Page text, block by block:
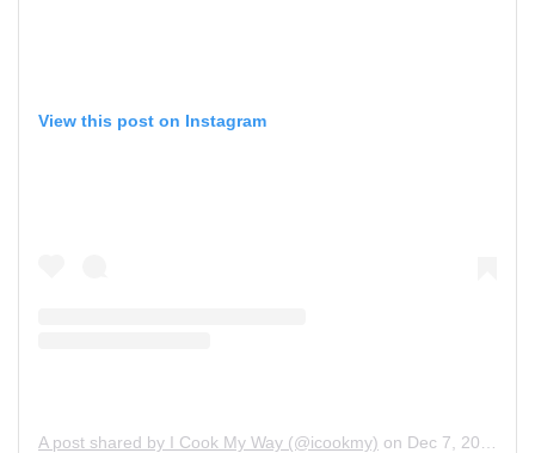
View this post on Instagram
A post shared by I Cook My Way (@icookmy) on Dec 7, 2018 at 4:52am PST